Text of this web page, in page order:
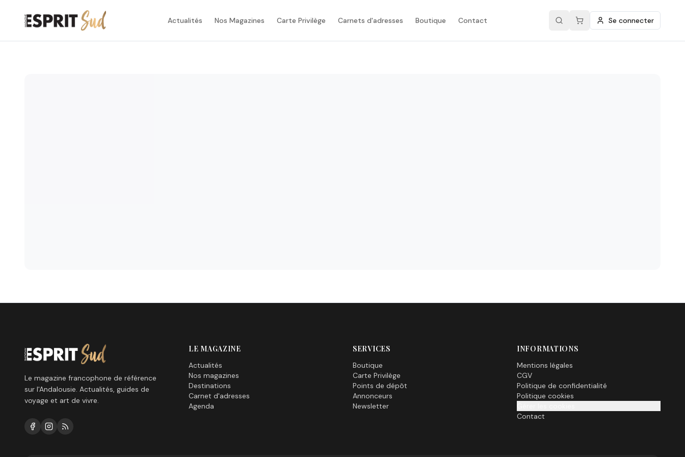
Actualités Nos Magazines Carte Privilège Carnets d'adresses Boutique Contact Se connecter
Le magazine francophone de référence
sur l'Andalousie. Actualités, guides de
voyage et art de vivre.
LE MAGAZINE
Actualités
Nos magazines
Destinations
Carnet d'adresses
Agenda
SERVICES
Boutique
Carte Privilège
Points de dépôt
Annonceurs
Newsletter
INFORMATIONS
Mentions légales
CGV
Politique de confidentialité
Politique cookies
Contact